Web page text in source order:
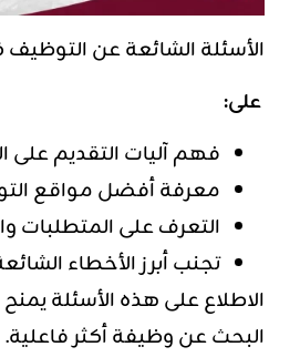
الأسئلة الشائعة عن
على:
فهم آليات التقديم
معرفة أفضل مواقع
التعرف على المتطلبات
تجنب أبرز الأخطاء
الاطلاع على هذه الأسئلة
البحث عن وظيفة أكثر فاعلية.